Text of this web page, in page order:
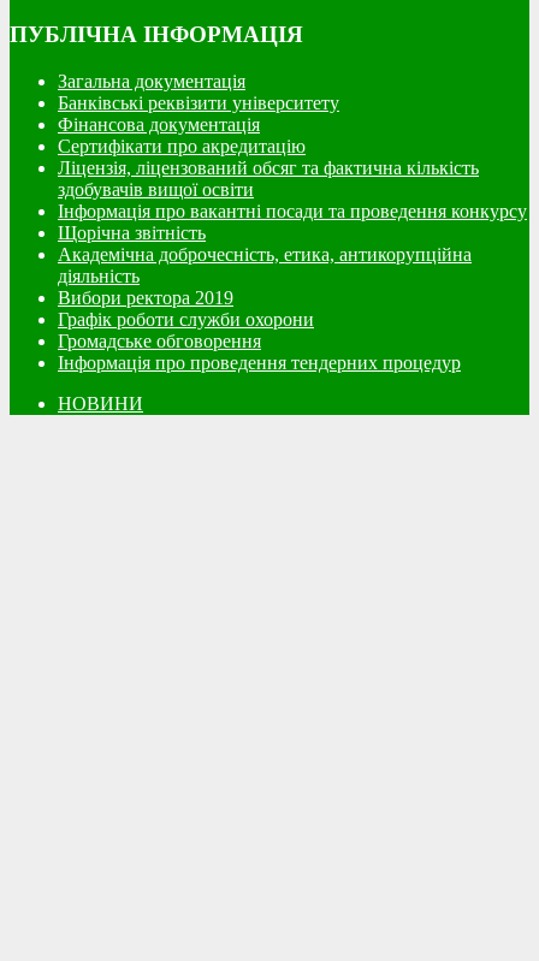
ПУБЛІЧНА ІНФОРМАЦІЯ
Загальна документація
Банківські реквізити університету
Фінансова документація
Сертифікати про акредитацію
Ліцензія, ліцензований обсяг та фактична кількість
здобувачів вищої освіти
Інформація про вакантні посади та проведення конкурсу
Щорічна звітність
Академічна доброчесність, етика, антикорупційна
діяльність
Вибори ректора 2019
Графік роботи служби охорони
Громадське обговорення
Інформація про проведення тендерних процедур
НОВИНИ